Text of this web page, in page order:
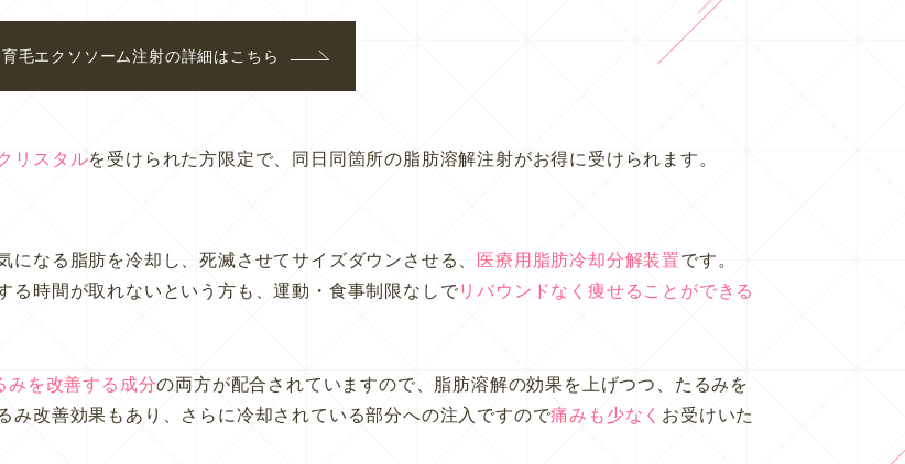
育毛エクソソーム注射の詳細はこちら
リスタルを受けられた方限定で、同日同箇所の脂肪溶解注射がお得に受けられます。
なる脂肪を冷却し、死滅させてサイズダウンさせる、 医療用脂肪冷却分解装置です。
る時間が取れないという方も、運動・食事制限なしでリバウンドなく痩せることができる
みを改善する成分の両方が配合されていますので、脂肪溶解の効果を上げつつ、たるみを
み改善効果もあり、さらに冷却されている部分への注入ですので痛みも少なく お受けいた